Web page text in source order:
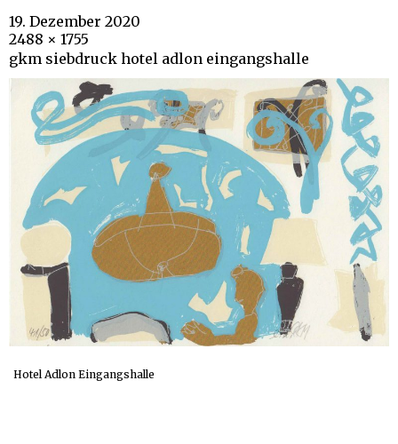
19. Dezember 2020
2488 × 1755
gkm siebdruck hotel adlon eingangshalle
Hotel Adlon Eingangshalle